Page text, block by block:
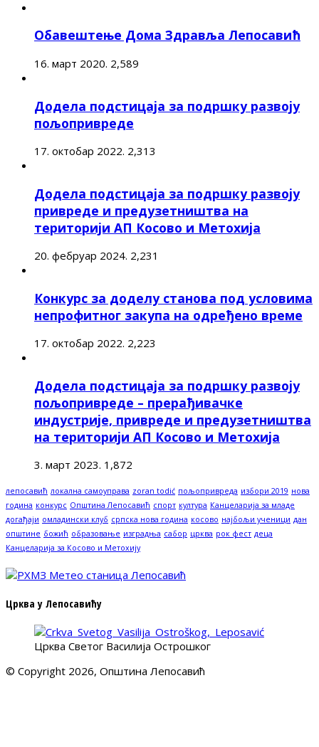
Обавештење Дома Здравља Лепосавић
16. март 2020. 2,589
Додела подстицаја за подршку развоју
пољопривреде
17. октобар 2022. 2,313
Додела подстицаја за подршку развоју
привреде и предузетништва на
територији АП Косово и Метохија
20. фебруар 2024. 2,231
Конкурс за доделу станова под условима
непрофитног закупа на одређено време
17. октобар 2022. 2,223
Додела подстицаја за подршку развоју
пољопривреде – прерађивачке
индустрије, привреде и предузетништва
на територији АП Косово и Метохија
3. март 2023. 1,872
лепосавић локална самоуправа zoran todić пољопривреда избори 2019 нова
година конкурс Општина Лепосавић спорт култура Канцеларија за младе
догађаји омладински клуб српска нова година косово најбољи ученици дан
општине божић образовање изградња сабор црква рок фест деца
Канцеларија за Косово и Метохију
Црква у Лепосавићу
Црква Светог Василија Острошког
© Copyright 2026, Општина Лепосавић